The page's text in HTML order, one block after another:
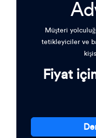
Müşteri
tetikleyiciler ve
Fiyat